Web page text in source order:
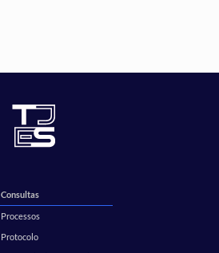
Consultas
Processos
Protocolo